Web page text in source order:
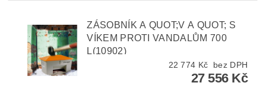
ZÁSOBNÍK A QUOT;V A QUOT; S
VÍKEM PROTI VANDALŮM 700
L(10902)
22 774 Kč bez DPH
27 556 Kč